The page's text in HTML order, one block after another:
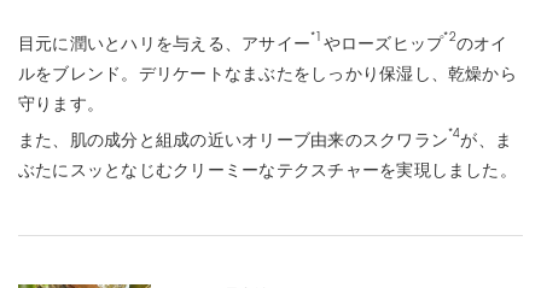
目元に潤いとハリを与える、アサイー*1 やローズヒップ *2のオイ
ルをブレンド。デリケートなまぶたをしっかり保湿し、乾燥から
守ります。
また、肌の成分と組成の近いオリーブ由来のスクワラン*4が、ま
ぶたにスッとなじむクリーミーなテクスチャーを実現しました。